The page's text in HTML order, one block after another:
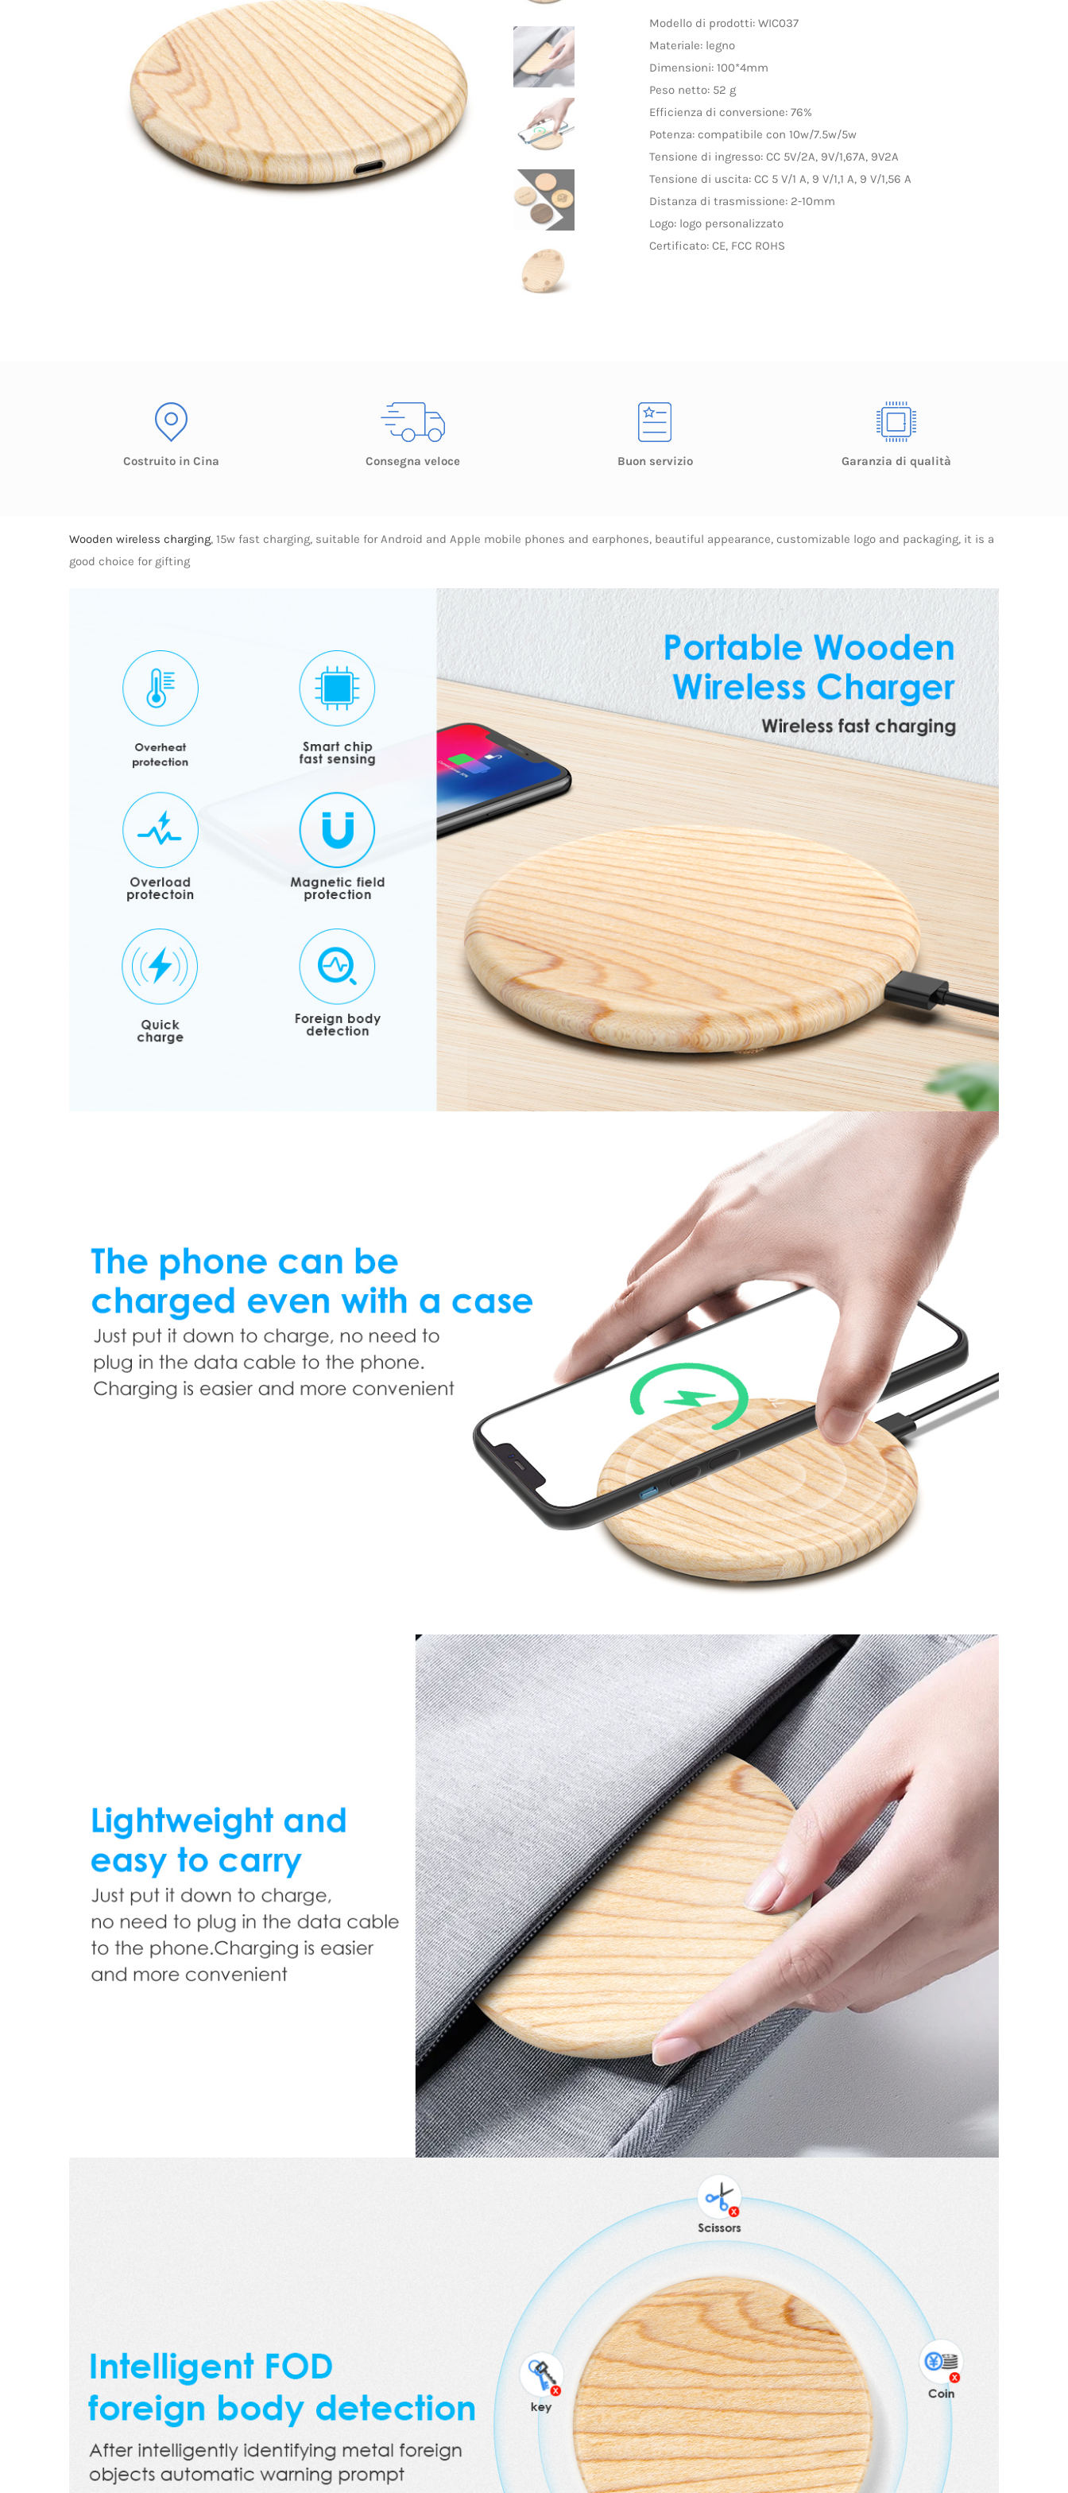
Modello di prodotti: WIC037
Materiale: legno
Dimensioni: 100*4mm
Peso netto: 52 g
Efficienza di conversione: 76%
Potenza: compatibile con 10w/7.5w/5w
Tensione di ingresso: CC 5V/2A, 9V/1,67A, 9V2A
Tensione di uscita: CC 5 V/1 A, 9 V/1,1 A, 9 V/1,56 A
Distanza di trasmissione: 2-10mm
Logo: logo personalizzato
Certificato: CE, FCC ROHS
Costruito in Cina Consegna veloce Buon servizio Garanzia di qualità
Wooden wireless charging, 15w fast charging, suitable for Android and Apple mobile phones and earphones, beautiful appearance, customizable logo and packaging, it is a
good choice for gifting